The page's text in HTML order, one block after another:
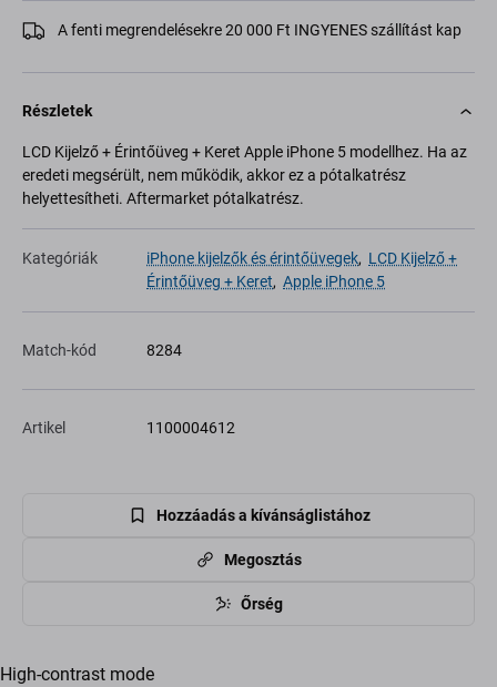
A fenti megrendelésekre 20 000 Ft INGYENES szállítást kap
Részletek
LCD Kijelző + Érintőüveg + Keret Apple iPhone 5 modellhez. Ha az
eredeti megsérült, nem működik, akkor ez a pótalkatrész
helyettesítheti. Aftermarket pótalkatrész.
Kategóriák iPhone kijelzők és érintőüvegek, LCD Kijelző +
Érintőüveg + Keret, Apple iPhone 5
Match-kód 8284
Artikel 1100004612
Hozzáadás a kívánságlistához
Megosztás
Őrség
High-contrast mode